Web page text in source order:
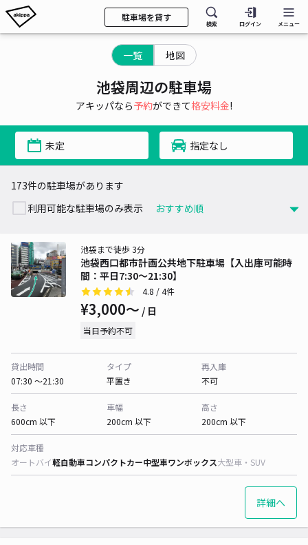
駐車場を貸す
検索 ログイン メニュー
一覧 地図
池袋周辺の駐車場
アキッパなら予約ができて格安料金!
未定 指定なし
173件の駐車場があります
利用可能な駐車場のみ表示
池袋西口都市計画公共地下駐車場【入出庫可能時
間：平日7:30～21:30】
池袋まで徒歩 3分
4.8 / 4件
¥3,000〜 / 日
当日予約不可
貸出時間
07:30 〜21:30
タイプ
平置き
再入庫
不可
長さ
600cm 以下
車幅
200cm 以下
高さ
200cm 以下
対応車種
オートバイ軽自動車コンパクトカー中型車ワンボックス大型車・SUV
詳細へ